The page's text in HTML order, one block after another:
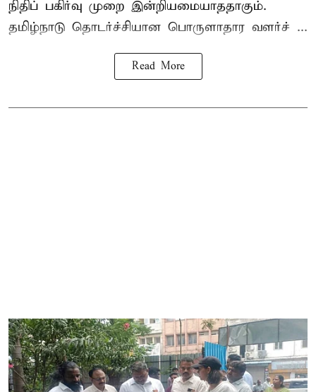
நிதிப் பகிர்வு முறை இன்றியமையாததாகும்.
தமிழ்நாடு தொடர்ச்சியான பொருளாதார வளர்ச் ...
Read More